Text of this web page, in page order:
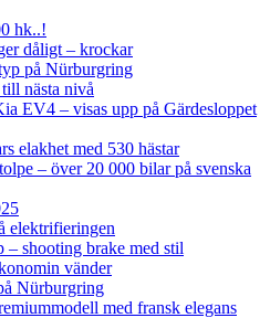
hk..!
dåligt – krockar
på Nürburgring
nästa nivå
EV4 – visas upp på Gärdesloppet
elakhet med 530 hästar
– över 20 000 bilar på svenska
elektrifieringen
shooting brake med stil
vänder
Nürburgring
med fransk elegans